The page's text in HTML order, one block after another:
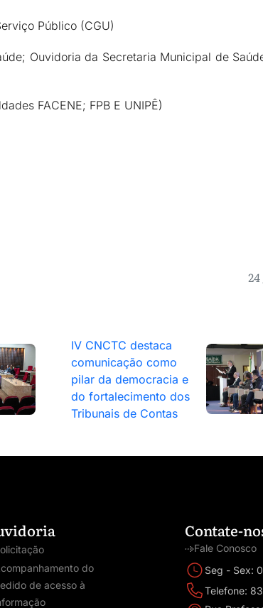
Público (CGU)
Ouvidoria da Secretaria Municipal de
FACENE; FPB E UNIPÊ)
24
IV CNCTC destaca
comunicação como
pilar da democracia e
do fortalecimento dos
Tribunais de Contas
do
de acesso à
Contate-
Fale Conosco
Seg - Sex:
Telefone: